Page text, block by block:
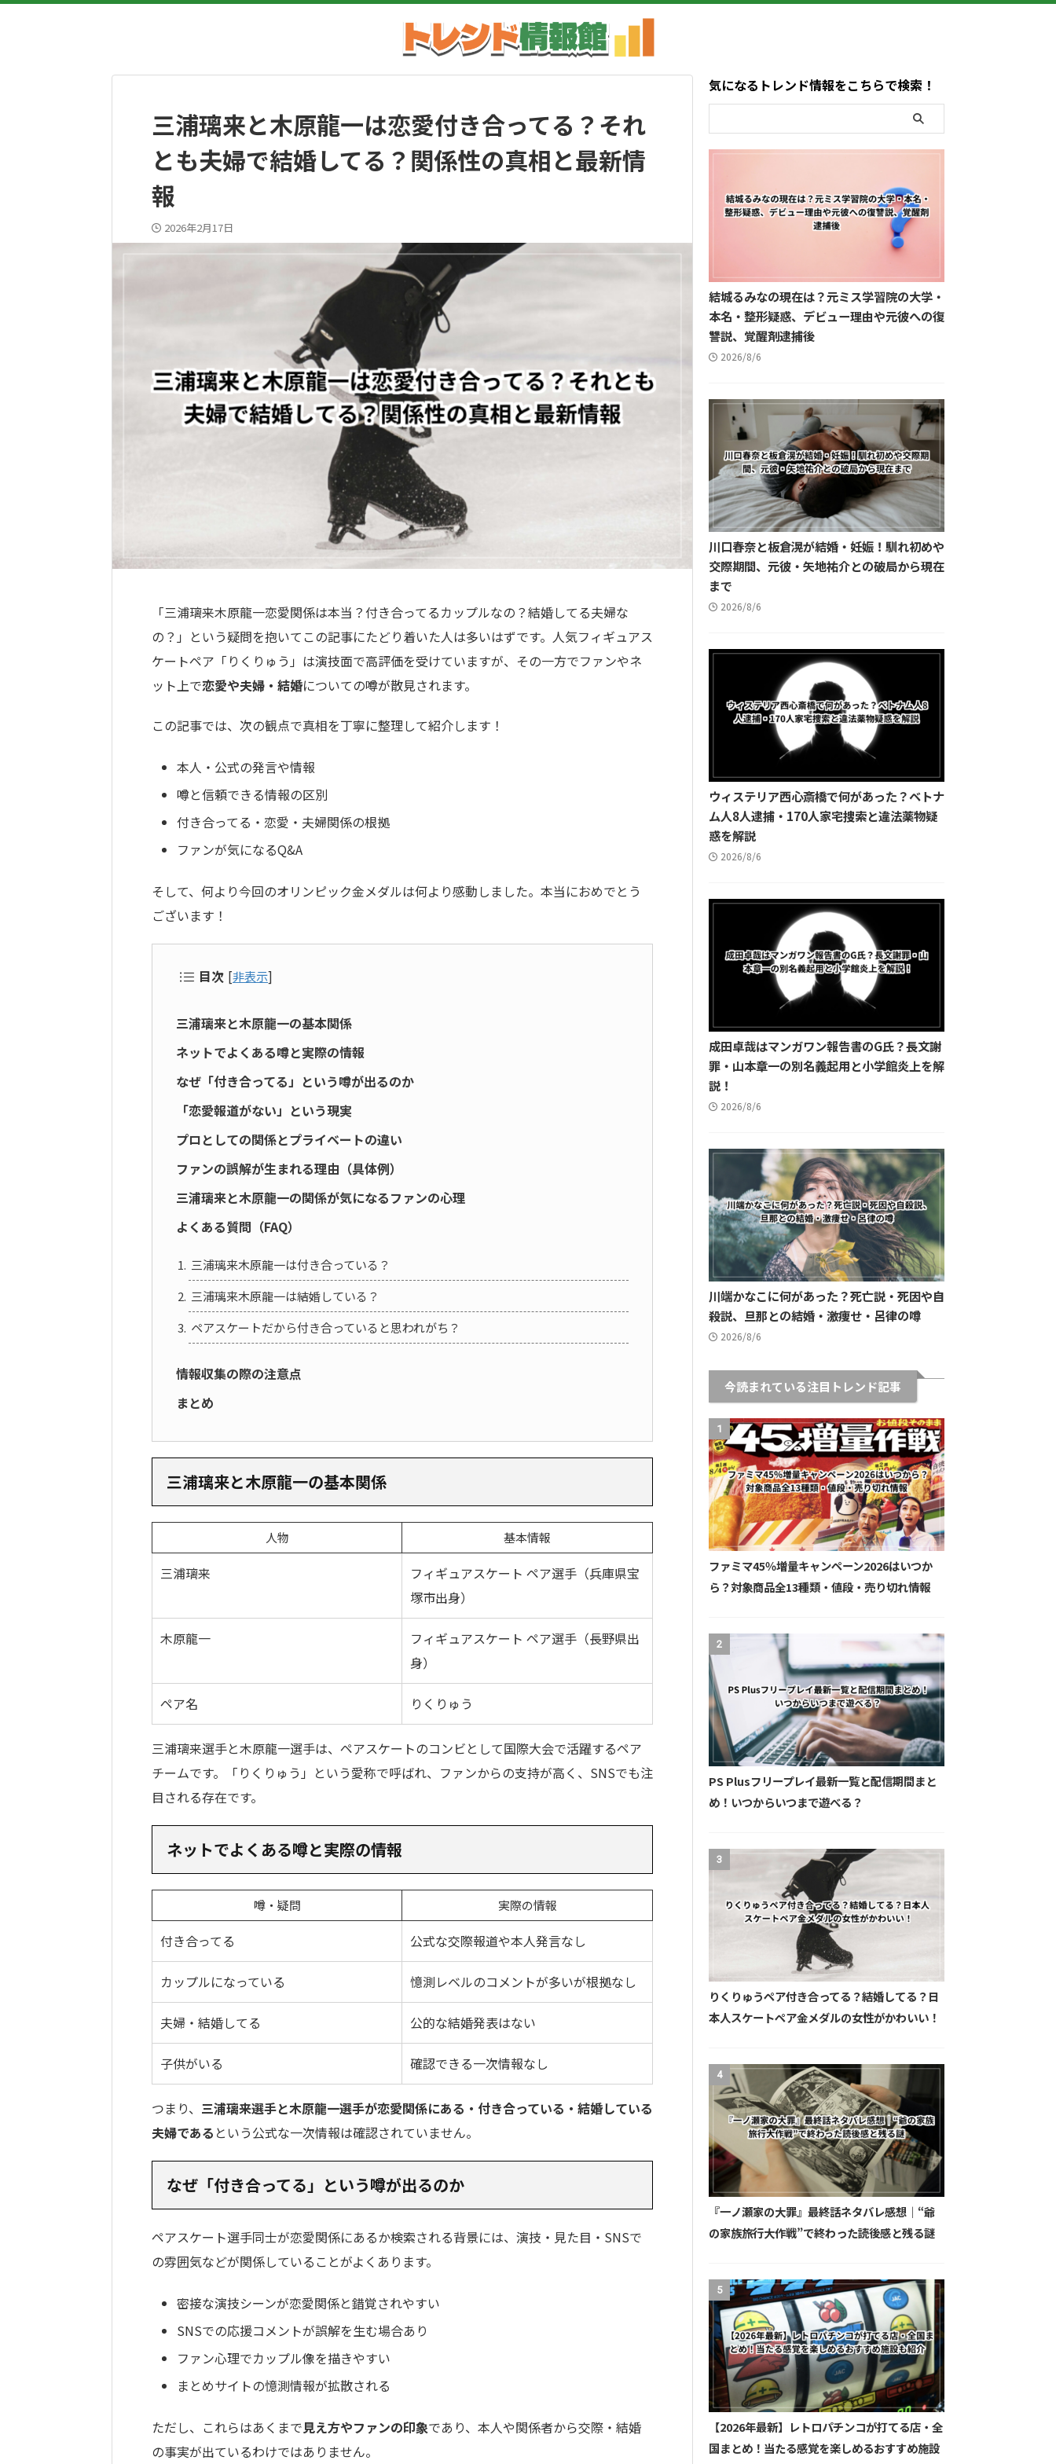
三浦璃来と木原龍一は恋愛付き合ってる？それ
とも夫婦で結婚してる？関係性の真相と最新情
報
2026年2月17日
「三浦璃来木原龍一恋愛関係は本当？付き合ってるカップルなの？結婚してる夫婦な
の？」という疑問を抱いてこの記事にたどり着いた人は多いはずです。人気フィギュアス
ケートペア「りくりゅう」は演技面で高評価を受けていますが、その一方でファンやネ
ット上で恋愛や夫婦・結婚についての噂が散見されます。
この記事では、次の観点で真相を丁寧に整理して紹介します！
本人・公式の発言や情報
噂と信頼できる情報の区別
付き合ってる・恋愛・夫婦関係の根拠
ファンが気になるQ&A
そして、何より今回のオリンピック金メダルは何より感動しました。本当におめでとう
ございます！
目次 [非表示]
三浦璃来と木原龍一の基本関係
ネットでよくある噂と実際の情報
なぜ「付き合ってる」という噂が出るのか
「恋愛報道がない」という現実
プロとしての関係とプライベートの違い
ファンの誤解が生まれる理由（具体例）
三浦璃来と木原龍一の関係が気になるファンの心理
よくある質問（FAQ）
三浦璃来木原龍一は付き合っている？
三浦璃来木原龍一は結婚している？
ペアスケートだから付き合っていると思われがち？
情報収集の際の注意点
まとめ
三浦璃来と木原龍一の基本関係
人物 基本情報
三浦璃来
フィギュアスケート ペア選手（兵庫県宝
塚市出身）
木原龍一
フィギュアスケート ペア選手（長野県出
身）
ペア名 りくりゅう
三浦璃来選手と木原龍一選手は、ペアスケートのコンビとして国際大会で活躍するペア
チームです。「りくりゅう」という愛称で呼ばれ、ファンからの支持が高く、SNSでも注
目される存在です。
ネットでよくある噂と実際の情報
噂・疑問 実際の情報
付き合ってる 公式な交際報道や本人発言なし
カップルになっている 憶測レベルのコメントが多いが根拠なし
夫婦・結婚してる 公的な結婚発表はない
子供がいる 確認できる一次情報なし
つまり、 三浦璃来選手と木原龍一選手が恋愛関係にある・付き合っている・結婚している
夫婦である という公式な一次情報は確認されていません。
なぜ「付き合ってる」という噂が出るのか
ペアスケート選手同士が恋愛関係にあるか検索される背景には、演技・見た目・SNSで
の雰囲気などが関係していることがよくあります。
密接な演技シーンが恋愛関係と錯覚されやすい
SNSでの応援コメントが誤解を生む場合あり
ファン心理でカップル像を描きやすい
まとめサイトの憶測情報が拡散される
ただし、これらはあくまで見え方やファンの印象であり、本人や関係者から交際・結婚
の事実が出ているわけではありません。
気になるトレンド情報をこちらで検索！
結城るみなの現在は？元ミス学習院の大学・
本名・整形疑惑、デビュー理由や元彼への復
讐説、覚醒剤逮捕後
2026/8/6
川口春奈と板倉滉が結婚・妊娠！馴れ初めや
交際期間、元彼・矢地祐介との破局から現在
まで
2026/8/6
ウィステリア西心斎橋で何があった？ベトナ
ム人8人逮捕・170人家宅捜索と違法薬物疑
惑を解説
2026/8/6
成田卓哉はマンガワン報告書のG氏？長文謝
罪・山本章一の別名義起用と小学館炎上を解
説！
2026/8/6
川端かなこに何があった？死亡説・死因や自
殺説、旦那との結婚・激痩せ・呂律の噂
2026/8/6
今読まれている注目トレンド記事
1
ファミマ45％増量キャンペーン2026はいつか
ら？対象商品全13種類・値段・売り切れ情報
2
PS Plusフリープレイ最新一覧と配信期間まと
め！いつからいつまで遊べる？
3
りくりゅうペア付き合ってる？結婚してる？日
本人スケートペア金メダルの女性がかわいい！
4
『一ノ瀬家の大罪』最終話ネタバレ感想｜“爺
の家族旅行大作戦”で終わった読後感と残る謎
5
【2026年最新】レトロパチンコが打てる店・全
国まとめ！当たる感覚を楽しめるおすすめ施設